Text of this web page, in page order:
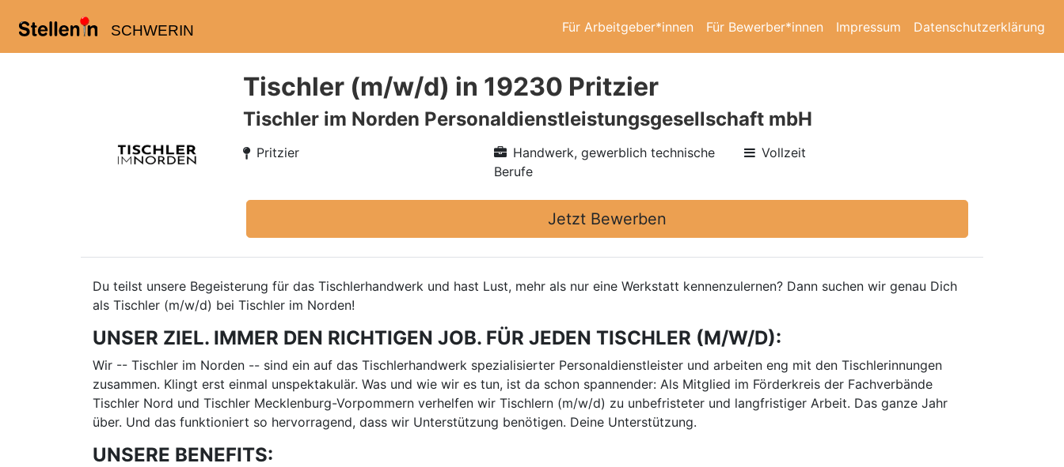
SCHWERIN Für Arbeitgeber*innen Für Bewerber*innen Impressum Datenschutzerklärung
Tischler (m/w/d) in 19230 Pritzier
Tischler im Norden Personaldienstleistungsgesellschaft mbH
Pritzier
Handwerk, gewerblich technische
Berufe
Vollzeit
Jetzt Bewerben
Du teilst unsere Begeisterung für das Tischlerhandwerk und hast Lust, mehr als nur eine Werkstatt kennenzulernen? Dann suchen wir genau Dich
als Tischler (m/w/d) bei Tischler im Norden!
UNSER ZIEL. IMMER DEN RICHTIGEN JOB. FÜR JEDEN TISCHLER (M/W/D):
Wir -- Tischler im Norden -- sind ein auf das Tischlerhandwerk spezialisierter Personaldienstleister und arbeiten eng mit den Tischlerinnungen
zusammen. Klingt erst einmal unspektakulär. Was und wie wir es tun, ist da schon spannender: Als Mitglied im Förderkreis der Fachverbände
Tischler Nord und Tischler Mecklenburg-Vorpommern verhelfen wir Tischlern (m/w/d) zu unbefristeter und langfristiger Arbeit. Das ganze Jahr
über. Und das funktioniert so hervorragend, dass wir Unterstützung benötigen. Deine Unterstützung.
UNSERE BENEFITS: